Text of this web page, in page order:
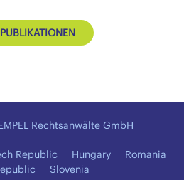
Rechtsanwälte GmbH
Republic Hungary
Romania
Slovenia